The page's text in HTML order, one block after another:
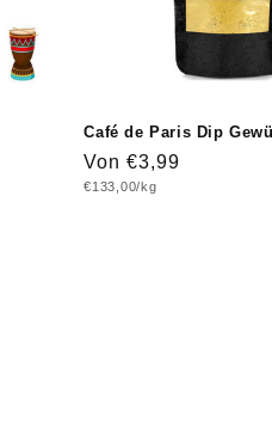
Café de Paris Dip
Normaler
Preis
Von €3,99
Grundpreis
€133,00/kg